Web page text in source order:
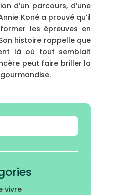
d’un parcours, d’une
Koné a prouvé qu’il
les épreuves en
histoire rappelle que
là où tout semblait
peut faire briller la
vivre